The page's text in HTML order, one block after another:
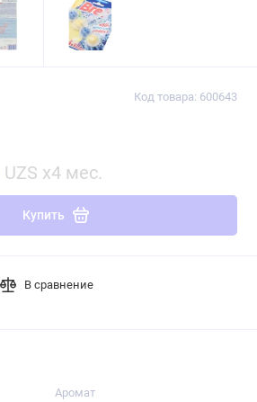
Код товара: 600643
UZS x4 мес.
Купить
В сравнение
Аромат